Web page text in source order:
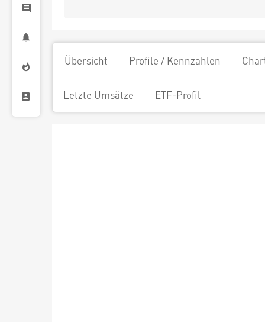
Übersicht Profile / Kennzahlen
Letzte Umsätze ETF-Profil